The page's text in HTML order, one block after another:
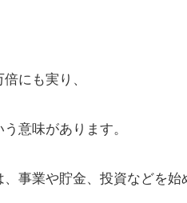
にも実り、
意味があります。
事業や貯金、投資などを始